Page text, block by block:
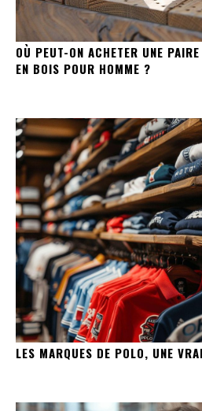
OÙ PEUT-ON ACHETER UNE
EN BOIS POUR HOMME ?
LES MARQUES DE POLO, UNE